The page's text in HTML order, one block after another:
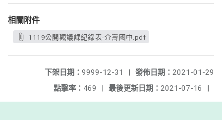
相關附件
1119公開觀議課紀錄表-介壽國中.pdf
發佈日期： 2021-01-29
下架日期： 9999-12-31
|
最後更新日期： 2021-07-16 |
點擊率： 469 |